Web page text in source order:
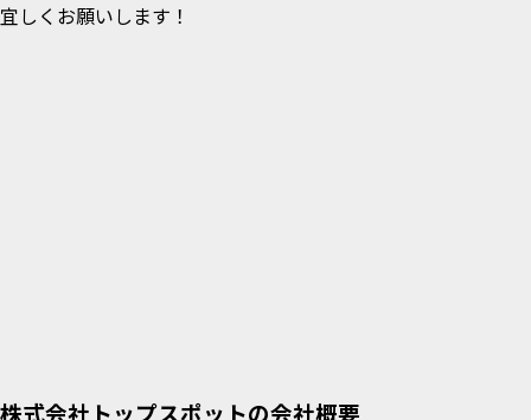
宜しくお願いします！
株式会社トップスポットの会社概要